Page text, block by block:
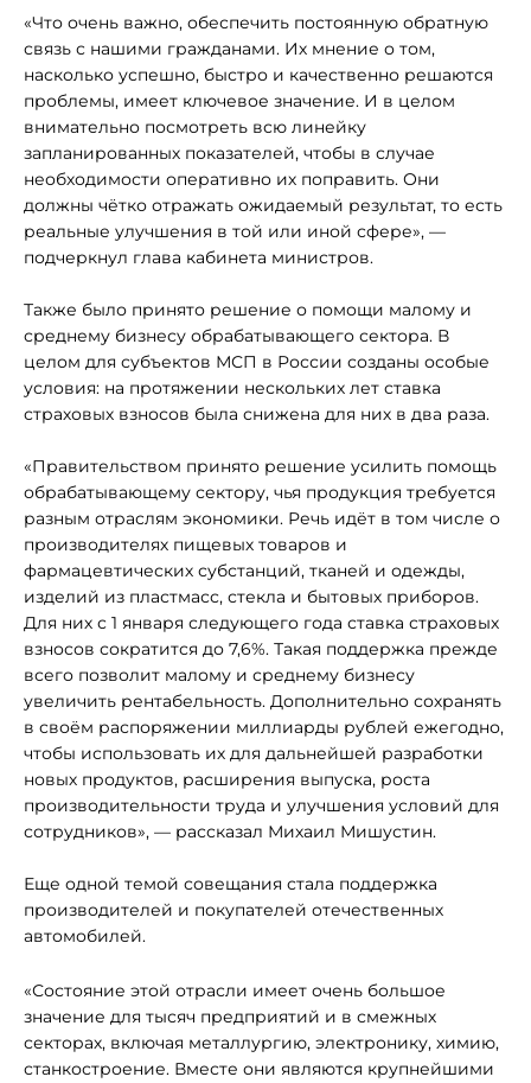
«Что очень важно, обеспечить постоянную обратную
связь с нашими гражданами. Их мнение о том,
насколько успешно, быстро и качественно решаются
проблемы, имеет ключевое значение. И в целом
внимательно посмотреть всю линейку
запланированных показателей, чтобы в случае
необходимости оперативно их поправить. Они
должны чётко отражать ожидаемый результат, то есть
реальные улучшения в той или иной сфере», —
подчеркнул глава кабинета министров.
Также было принято решение о помощи малому и
среднему бизнесу обрабатывающего сектора. В
целом для субъектов МСП в России созданы особые
условия: на протяжении нескольких лет ставка
страховых взносов была снижена для них в два раза.
«Правительством принято решение усилить помощь
обрабатывающему сектору, чья продукция требуется
разным отраслям экономики. Речь идёт в том числе о
производителях пищевых товаров и
фармацевтических субстанций, тканей и одежды,
изделий из пластмасс, стекла и бытовых приборов.
Для них с 1 января следующего года ставка страховых
взносов сократится до 7,6%. Такая поддержка прежде
всего позволит малому и среднему бизнесу
увеличить рентабельность. Дополнительно сохранять
в своём распоряжении миллиарды рублей ежегодно,
чтобы использовать их для дальнейшей разработки
новых продуктов, расширения выпуска, роста
производительности труда и улучшения условий для
сотрудников», — рассказал Михаил Мишустин.
Еще одной темой совещания стала поддержка
производителей и покупателей отечественных
автомобилей.
«Состояние этой отрасли имеет очень большое
значение для тысяч предприятий и в смежных
секторах, включая металлургию, электронику, химию,
станкостроение. Вместе они являются крупнейшими